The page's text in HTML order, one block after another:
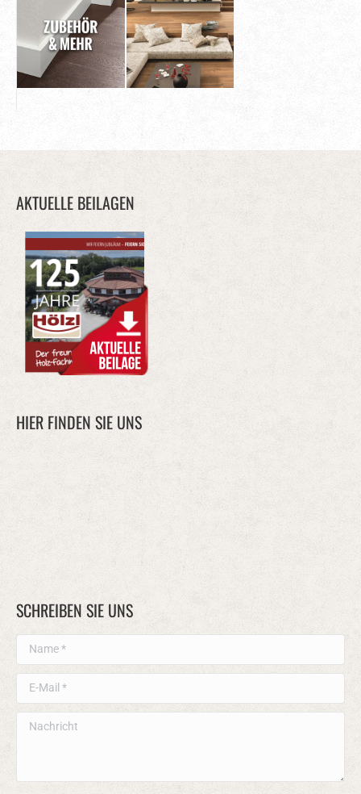
AKTUELLE BEILAGEN
HIER FINDEN SIE UNS
SCHREIBEN SIE UNS
Name *
E-Mail *
Nachricht